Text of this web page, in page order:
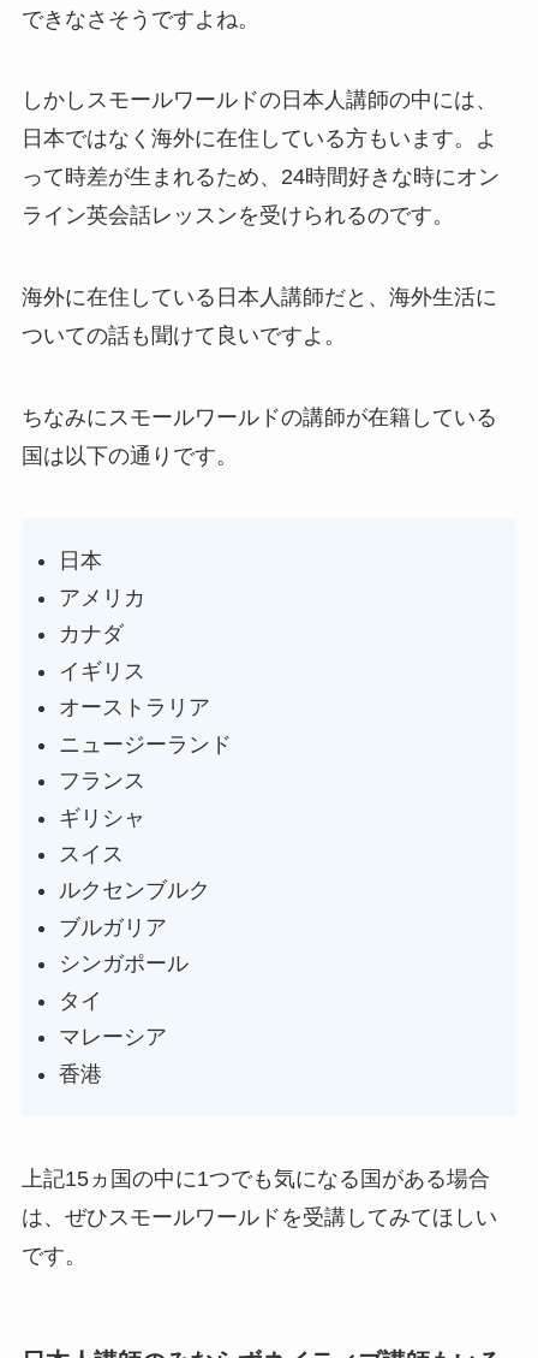
できなさそうですよね。
しかしスモールワールドの日本人講師の中には、
日本ではなく海外に在住している方もいます。よ
って時差が生まれるため、24時間好きな時にオン
ライン英会話レッスンを受けられるのです。
海外に在住している日本人講師だと、海外生活に
ついての話も聞けて良いですよ。
ちなみにスモールワールドの講師が在籍している
国は以下の通りです。
日本
アメリカ
カナダ
イギリス
オーストラリア
ニュージーランド
フランス
ギリシャ
スイス
ルクセンブルク
ブルガリア
シンガポール
タイ
マレーシア
香港
上記15ヵ国の中に1つでも気になる国がある場合
は、ぜひスモールワールドを受講してみてほしい
です。